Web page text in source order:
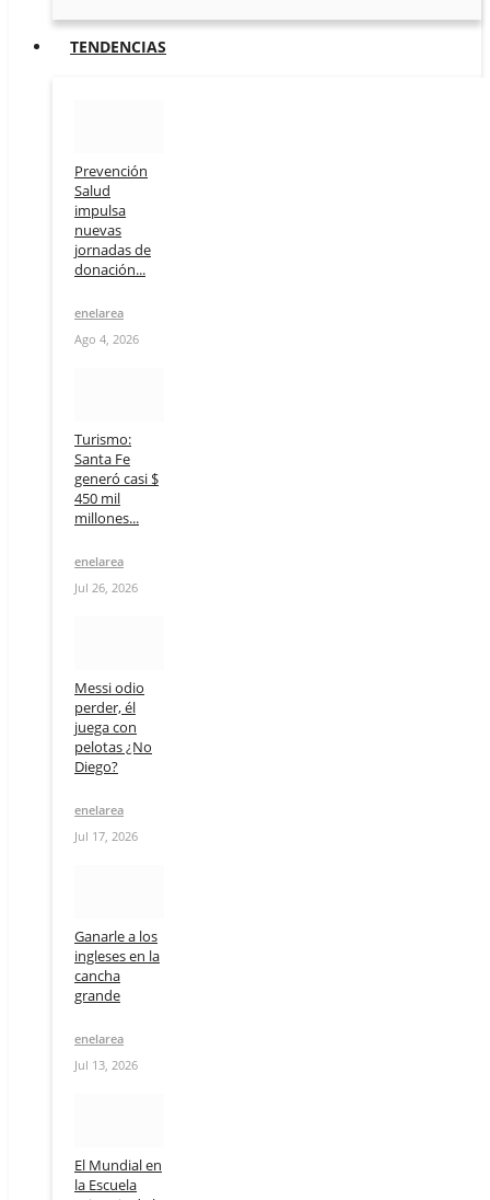
TENDENCIAS
Prevención
Salud
impulsa
nuevas
jornadas de
donación...
enelarea
Ago 4, 2026
Turismo:
Santa Fe
generó casi $
450 mil
millones...
enelarea
Jul 26, 2026
Messi odio
perder, él
juega con
pelotas ¿No
Diego?
enelarea
Jul 17, 2026
Ganarle a los
ingleses en la
cancha
grande
enelarea
Jul 13, 2026
El Mundial en
la Escuela